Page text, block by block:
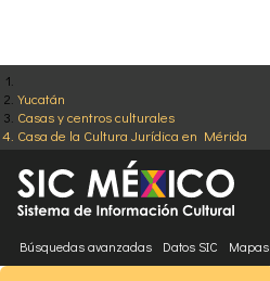
Yucatán
Casas y centros culturales
Casa de la Cultura Jurídica en Mérida
Búsquedas avanzadas Datos SIC Mapas